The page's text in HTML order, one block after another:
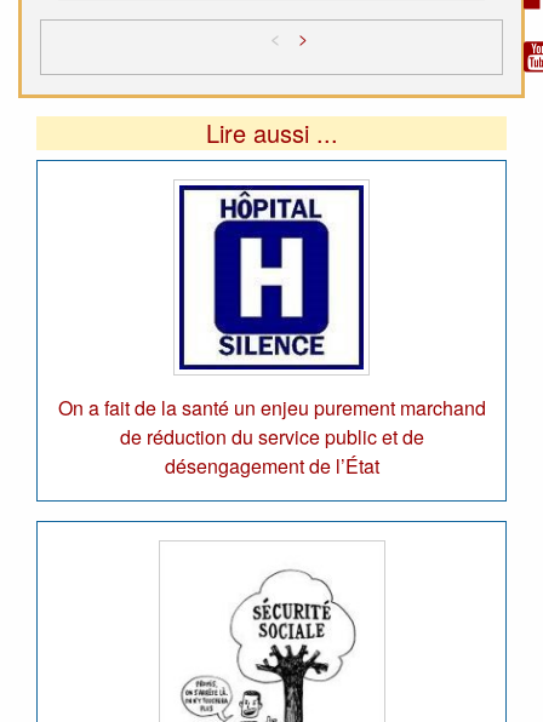
< >
Lire aussi ...
On a fait de la santé un enjeu purement marchand
de réduction du service public et de
désengagement de l’État